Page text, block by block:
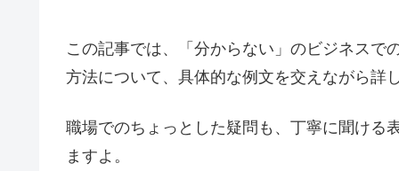
この記事では、「分からない」のビジネスで
方法について、具体的な例文を交えながら詳
職場でのちょっとした疑問も、丁寧に聞ける
ますよ。